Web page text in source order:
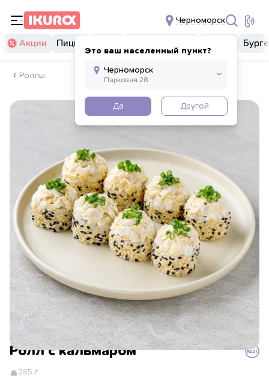
Черноморск
Это ваш населенный пункт?
Да Другой
Акции Пицца
Роллы
Ролл с кальмаром
285 г